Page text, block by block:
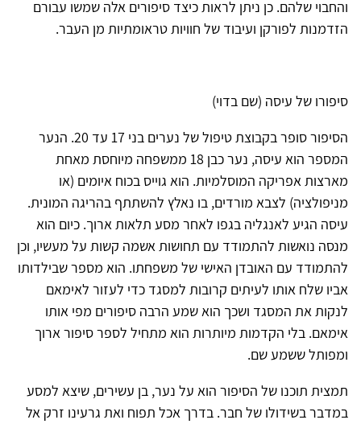
והחבוי שלהם. כן ניתן לראות כיצד סיפורים אלה שמשו עבורם
הזדמנות לפורקן ועיבוד של חוויות טראומתיות מן העבר.
סיפורו של עיסה (שם בדוי)
הסיפור סופר בקבוצת טיפול של נערים בני 17 עד 20. הנער
המספר הוא עיסה, נער כבן 18 ממשפחה מיוחסת מאחת
מארצות אפריקה המוסלמיות. הוא גוייס בכוח איומים (או
מניפולציה) לצבא מורדים, בו נאלץ להשתתף בהריגה המונית.
עיסה הגיע לאנגליה בגפו לאחר מסע תלאות ארוך. כיום הוא
מנסה נואשות להתמודד עם תחושות אשמה קשות על מעשיו, וכן
להתמודד עם האובדן האישי של משפחתו. הוא מספר שבילדותו
אביו שלח אותו לעיתים קרובות למסגד כדי לעזור לאימאם
לנקות את המסגד ושכך הוא שמע הרבה סיפורים מפי אותו
אימאם. בלי הקדמות מיותרות הוא מתחיל לספר סיפור ארוך
ומפותל ששמע שם.
תמצית תוכנו של הסיפור הוא על נער, בן עשירים, שיצא למסע
במדבר בשידולו של חבר. בדרך אכל תפוח ואת גרעינו זרק אל